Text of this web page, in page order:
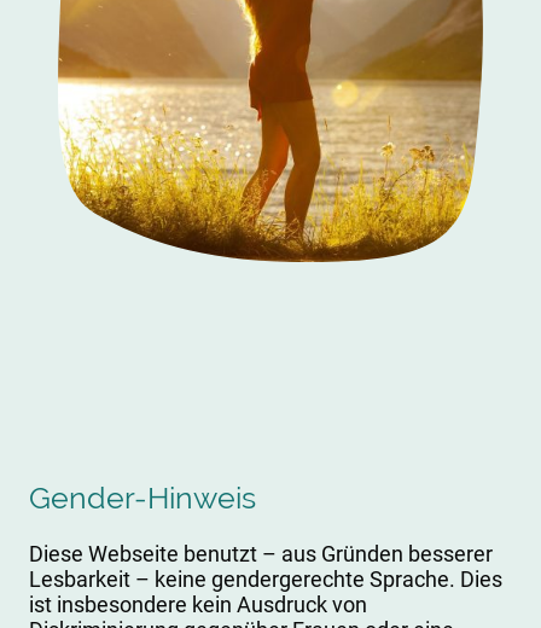
Gender-Hinweis
Diese Webseite benutzt – aus Gründen besserer
Lesbarkeit – keine gendergerechte Sprache. Dies
ist insbesondere kein Ausdruck von